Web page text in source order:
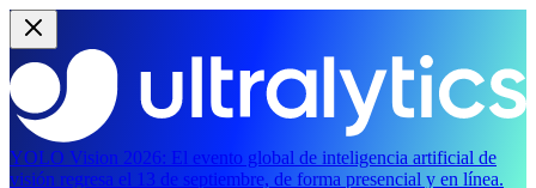
YOLO Vision 2026: El evento global de inteligencia artificial de
visión regresa el 13 de septiembre, de forma presencial y en línea.